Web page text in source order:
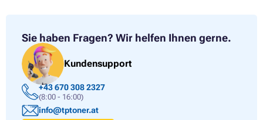
Sie haben Fragen? Wir helfen Ihnen gerne.
Kundensupport
+43 670 308 2327
(8:00 - 16:00)
info@tptoner.at